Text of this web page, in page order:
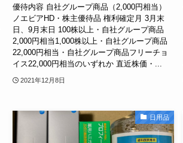
優待内容 自社グループ商品（2,000円相当）
ノエビアHD・株主優待品 権利確定月 3月末
日、9月末日 100株以上・自社グループ商品
2,000円相当1,000株以上・自社グループ商品
22,000円相当・自社グループ商品フリーチョ
イス22,000円相当のいずれか 直近株価・...
2021年12月8日
日用品